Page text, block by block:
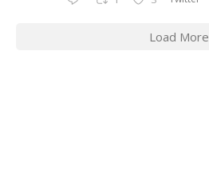
Load More